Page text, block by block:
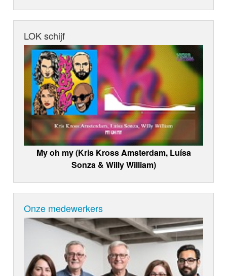
LOK schijf
My oh my (Kris Kross Amsterdam, Luísa
Sonza & Willy William)
Onze medewerkers